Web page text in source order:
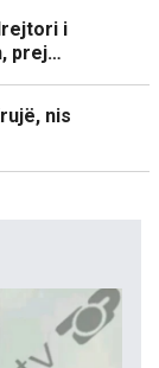
i
prej…
nis